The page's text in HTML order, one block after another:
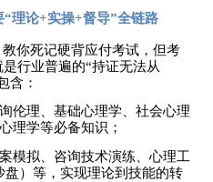
理论+实操+督导”全链路
你死记硬背应付考试，但考
行业普遍的“持证无法从
含：
伦理、基础心理学、社会心理
理学等必备知识；
模拟、咨询技术演练、心理工
盘）等，实现理论到技能的转